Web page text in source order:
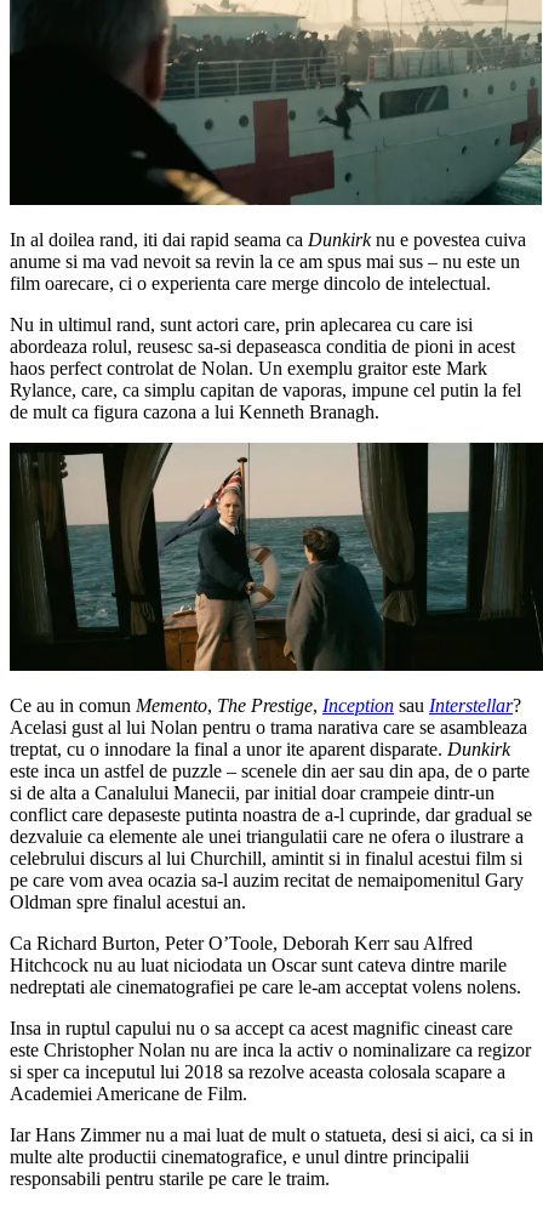
In al doilea rand, iti dai rapid seama ca Dunkirknu e povestea cuiva
anume si ma vad nevoit sa revin la ce am spus mai sus – nu este un
film oarecare, ci o experienta care merge dincolo de intelectual.
Nu in ultimul rand, sunt actori care, prin aplecarea cu care isi
abordeaza rolul, reusesc sa-si depaseasca conditia de pioni in acest
haos perfect controlat de Nolan. Un exemplu graitor este Mark
Rylance, care, ca simplu capitan de vaporas, impune cel putin la fel
de mult ca figura cazona a lui Kenneth Branagh.
Ce au in comun Memento, The Prestige, Inception sau Interstellar?
Acelasi gust al lui Nolan pentru o trama narativa care se asambleaza
treptat, cu o innodare la final a unor ite aparent disparate. Dunkirk
este inca un astfel de puzzle – scenele din aer sau din apa, de o parte
si de alta a Canalului Manecii, par initial doar crampeie dintr-un
conflict care depaseste putinta noastra de a-l cuprinde, dar gradual se
dezvaluie ca elemente ale unei triangulatii care ne ofera o ilustrare a
celebrului discurs al lui Churchill, amintit si in finalul acestui film si
pe care vom avea ocazia sa-l auzim recitat de nemaipomenitul Gary
Oldman spre finalul acestui an.
Ca Richard Burton, Peter O’Toole, Deborah Kerr sau Alfred
Hitchcock nu au luat niciodata un Oscar sunt cateva dintre marile
nedreptati ale cinematografiei pe care le-am acceptat volens nolens.
Insa in ruptul capului nu o sa accept ca acest magnific cineast care
este Christopher Nolan nu are inca la activ o nominalizare ca regizor
si sper ca inceputul lui 2018 sa rezolve aceasta colosala scapare a
Academiei Americane de Film.
Iar Hans Zimmer nu a mai luat de mult o statueta, desi si aici, ca si in
multe alte productii cinematografice, e unul dintre principalii
responsabili pentru starile pe care le traim.